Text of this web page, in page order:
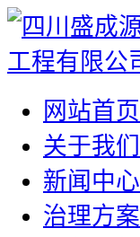
网站首页
关于我们
新闻中心
治理方案